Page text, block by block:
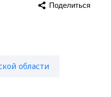
области
Поделиться